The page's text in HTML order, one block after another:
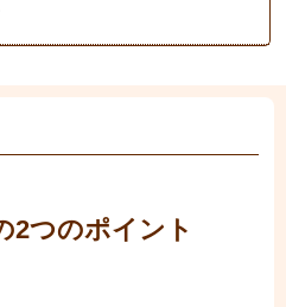
2つのポイント